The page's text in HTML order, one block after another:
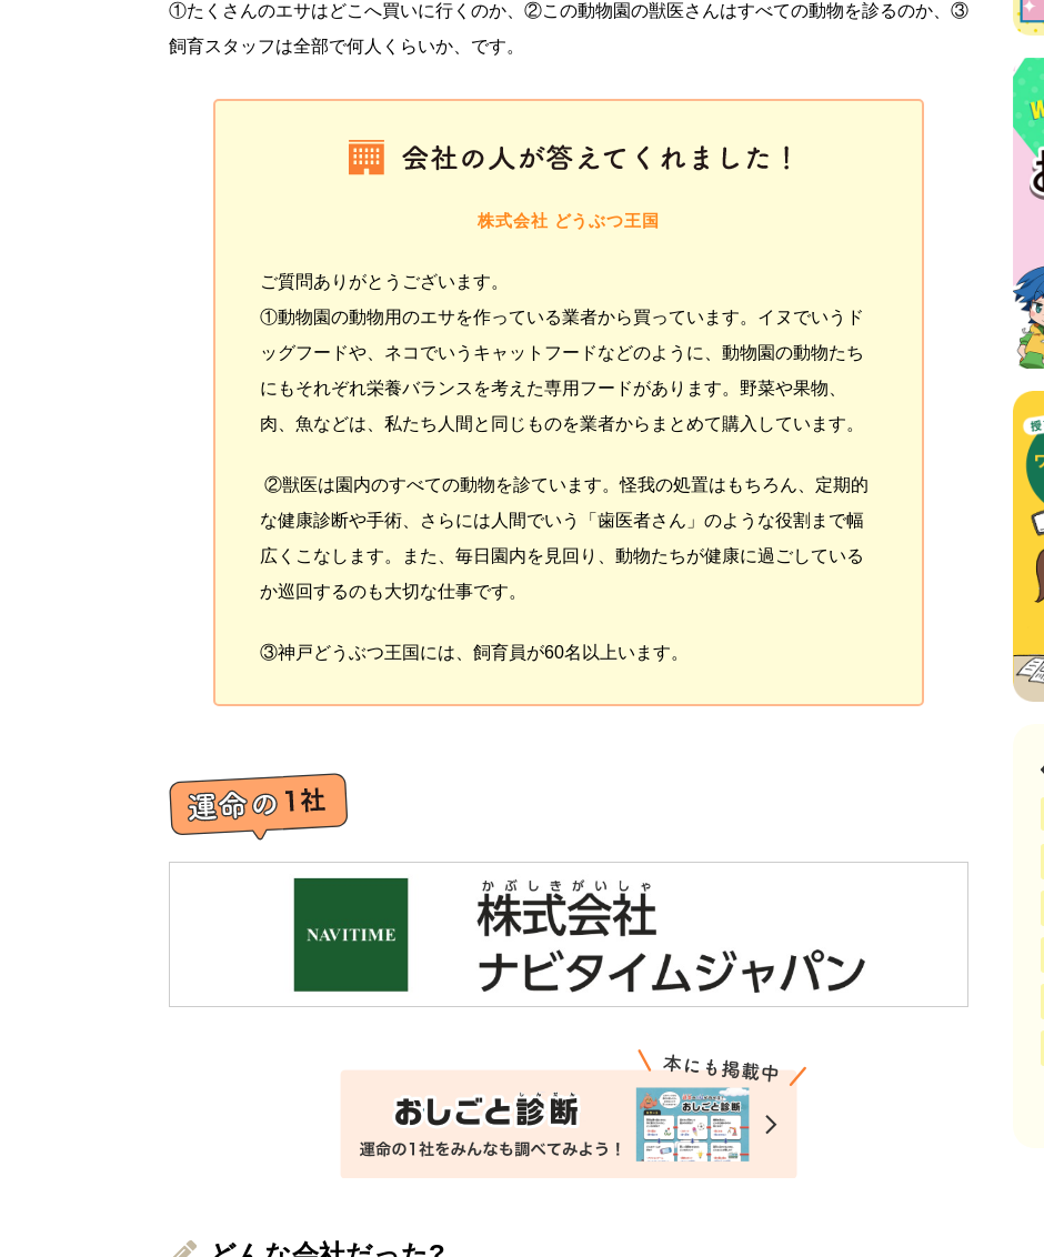
①たくさんのエサはどこへ買いに行くのか、②この動物園の獣医さんはすべての動物を診るのか、③
飼育スタッフは全部で何人くらいか、です。
株式会社 どうぶつ王国
ご質問ありがとうございます。
①動物園の動物用のエサを作っている業者から買っています。イヌでいうド
ッグフードや、ネコでいうキャットフードなどのように、動物園の動物たち
にもそれぞれ栄養バランスを考えた専用フードがあります。野菜や果物、
肉、魚などは、私たち人間と同じものを業者からまとめて購入しています。
②獣医は園内のすべての動物を診ています。怪我の処置はもちろん、定期的
な健康診断や手術、さらには人間でいう「歯医者さん」のような役割まで幅
広くこなします。また、毎日園内を見回り、動物たちが健康に過ごしている
か巡回するのも大切な仕事です。
③神戸どうぶつ王国には、飼育員が60名以上います。